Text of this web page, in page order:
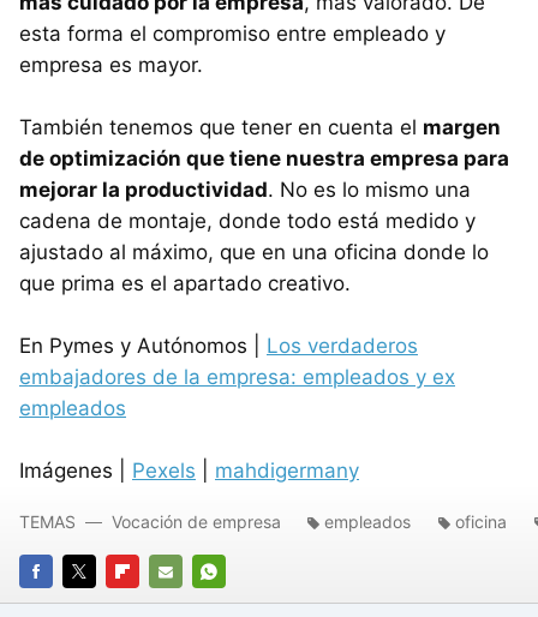
esta forma el compromiso entre empleado y
empresa es mayor.
También tenemos que tener en cuenta el margen
de optimización que tiene nuestra empresa para
mejorar la productividad. No es lo mismo una
cadena de montaje, donde todo está medido y
ajustado al máximo, que en una oficina donde lo
que prima es el apartado creativo.
En Pymes y Autónomos | Los verdaderos
embajadores de la empresa: empleados y ex
empleados
Imágenes | Pexels mahdigermany
FACEBOOK
TWITTERFLIPBOARD
E-
WHATSAPP
TEMAS Vocación de empresa empleados oficina